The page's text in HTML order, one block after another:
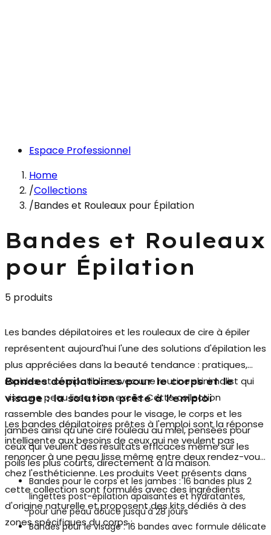
Espace Professionnel
Home
/Collections
/Bandes et Rouleaux pour Épilation
Bandes et Rouleaux
pour Épilation
5 produits
Les bandes dépilatoires et les rouleaux de cire à épiler
représentent aujourd'hui l'une des solutions d'épilation les
plus appréciées dans la beauté tendance : pratiques,
rapides et compatibles avec une routine skinimalist qui
vise une peau lisse sans excès. Cette collection
rassemble des bandes pour le visage, le corps et les
jambes ainsi qu'une cire rouleau au miel, pensées pour
ceux qui veulent des résultats efficaces même sur les
poils les plus courts, directement à la maison.
Bandes dépilatoires pour le corps et le
visage : la solution prête à l'emploi
Les bandes dépilatoires prêtes à l'emploisont la réponse
intelligente aux besoins de ceux qui ne veulent pas
renoncer à une peau lisse même entre deux rendez-vous
chez l'esthéticienne. Les produits Veet présents dans
cette collection sont formulés avec des ingrédients
d'origine naturelle et proposent des kits dédiés à des
zones spécifiques du corps :
Bandes pour le corps et les jambes : 16 bandes plus 2
lingettes post-épilation apaisantes et hydratantes,
pour une peau douce jusqu'à 28 jours
Bandes pour le visage: 16 bandes avec formule délicate